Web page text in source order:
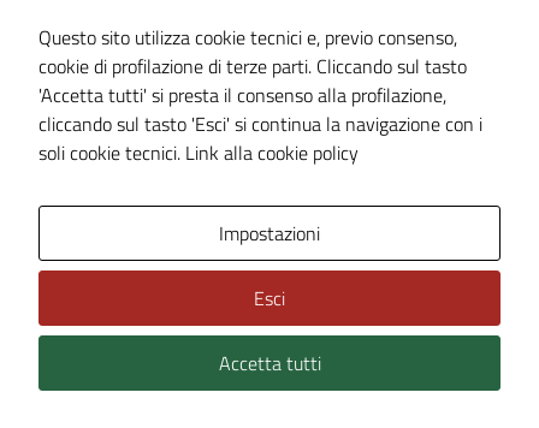
Note legali
Dichiarazione di accessibilità
Piano di miglioramento del sito
Technical Design s.r.l.
Questo sito utilizza cookie tecnici e, previo consenso,
cookie di profilazione di terze parti. Cliccando sul tasto
'Accetta tutti' si presta il consenso alla profilazione,
cliccando sul tasto 'Esci' si continua la navigazione con i
soli cookie tecnici. Link alla cookie policy
Impostazioni
Esci
Accetta tutti